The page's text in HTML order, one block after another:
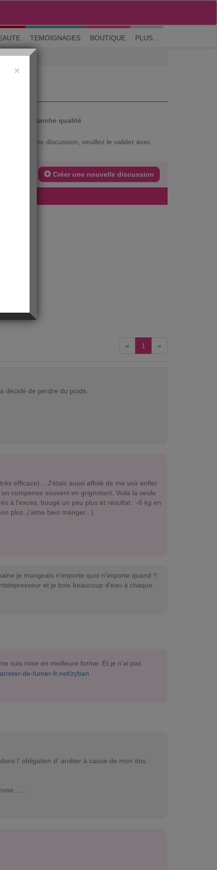
M'inscrire| Me connecter| ? Visite guidée
TEMOIGNAGES BOUTIQUE PLUS...
Démarche qualité
extrait d'une discussion, veuillez le valider avec
Créer une nouvelle discussion
« 1 »
décidé de perdre du poids.
efficace)... J'étais aussi affolé de me voir enfler
compense souvent en grignotant. Voilà la seule
à l'exces, bougé un peu plus et résultat : -6 kg en
plus, j'aime bien manger...)
je mangeais n'importe quoi n'importe quand !!
et je bois beaucoup d'eau à chaque
suis mise en meilleure forme. Et je n'ai pas
de-fumer-fr.net/zyban
l' obligation d' arrêter à cause de mon dos .
......
×